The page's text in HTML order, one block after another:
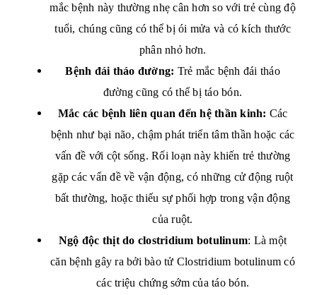
mắc bệnh này thường nhẹ cân hơn so với trẻ cùng độ
tuổi, chúng cũng có thể bị ói mửa và có kích thước
phân nhỏ hơn.
Bệnh đái tháo đường: Trẻ mắc bệnh đái tháo
đường cũng có thể bị táo bón.
Mắc các bệnh liên quan đến hệ thần kinh: Các
bệnh như bại não, chậm phát triển tâm thần hoặc các
vấn đề với cột sống. Rối loạn này khiến trẻ thường
gặp các vấn đề về vận động, có những cử động ruột
bất thường, hoặc thiếu sự phối hợp trong vận động
của ruột.
Ngộ độc thịt do clostridium botulinum: Là một
căn bệnh gây ra bởi bào tử Clostridium botulinum có
các triệu chứng sớm của táo bón.